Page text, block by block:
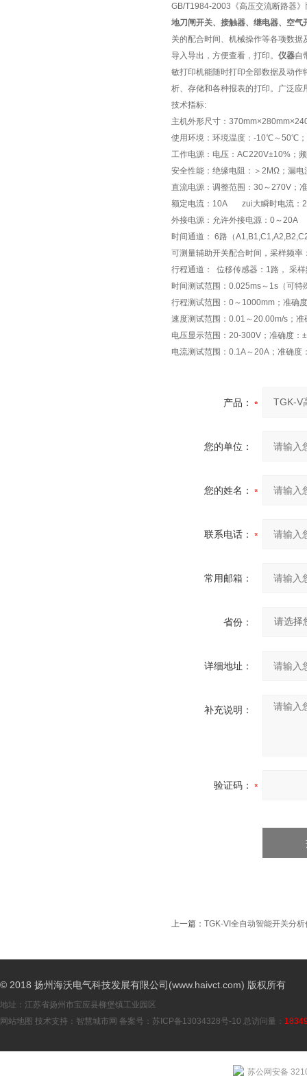
GB/T1984-2003《高压交流断路器
地刀闸开关、接触器、继电器、空气
关的配合时间、机械操作等各项数
导入导出，方便查看，打印。 仪器自
敏打印机能随时打印全部数据及动
析、存储和各种报表的打印。广泛
技术指标:
主机外形尺寸：
使用环境：环境温度：-10℃～50℃
工作电源：电压：AC220V±10%；
安全性能：绝缘电阻：＞2MΩ；漏电
直流电源：调整范围：30～270V；
额定电流：10A zui大瞬时电流：
外接电源：允许外接电源：0～20A
时间通道： 6路（
可测量辅助开关配合时间，采样频
行程通道： 位移传感器：1路， 采
时间测试范围：0.025ms～1s（可
行程测试范围：0～1000mm；准确
速度测试范围：0.01～20.00m/s；
电压显示范围：20-300V；准确度
电流测试范围：0.1A～20A；准确
产品：
您的单位：
您的姓名：
联系电话：
常用邮箱：
省份：
详细地址：
补充说明：
验证码：
上一篇： TGK-VI全自动智能开关分析
© 2018 扬州海沃电气科技发展有限公司(www.haivct.com) 版权所有
地址：江苏省扬州市宝应县柳堡镇工业园区
网站地图 技术支持： 智慧城市网 备案号： 苏ICP备13034328号-10 总访问量：
苏公网安备